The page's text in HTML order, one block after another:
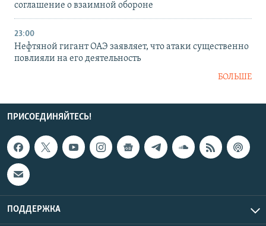
соглашение о взаимной обороне
23:00
Нефтяной гигант ОАЭ заявляет, что атаки существенно
повлияли на его деятельность
БОЛЬШЕ
ПРИСОЕДИНЯЙТЕСЬ!
ПОДДЕРЖКА